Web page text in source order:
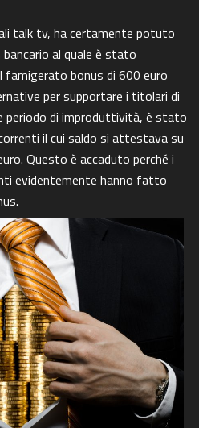
talk tv, ha certamente potuto
al quale è stato
famigerato bonus di 600 euro
per supportare i titolari di
di improduttività, è stato
il cui saldo si attestava su
Questo è accaduto perché i
evidentemente hanno fatto